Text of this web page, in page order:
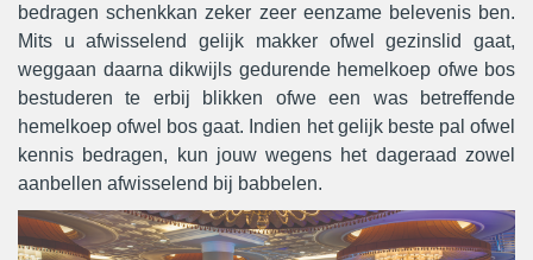
bedragen schenkkan zeker zeer eenzame belevenis ben.
Mits u afwisselend gelijk makker ofwel gezinslid gaat,
weggaan daarna dikwijls gedurende hemelkoep ofwe bos
bestuderen te erbij blikken ofwe een was betreffende
hemelkoep ofwel bos gaat. Indien het gelijk beste pal ofwel
kennis bedragen, kun jouw wegens het dageraad zowel
aanbellen afwisselend bij babbelen.